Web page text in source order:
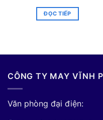
ĐỌC TIẾP
CÔNG TY MAY VĨNH
Văn phòng đại điện: